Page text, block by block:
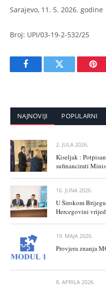
Sarajevo, 11. 5. 2026. godine
Broj: UPI/03-19-2-532/25
FacebookTwitter
NAJNOVIJI POPULARNI
2. JULA 2026.
Kiseljak :
sufinancirati
16. JUNA 2026.
U Širokom
Hercegovini
19. MAJA 2026.
Provjera znanja
8. APRILA 2026.